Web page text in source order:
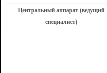
Центральный аппарат (ведущий
специалист)